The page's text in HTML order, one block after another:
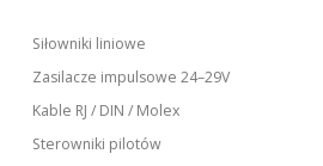
Siłowniki liniowe
Zasilacze impulsowe 24–29V
Kable RJ / DIN / Molex
Sterowniki pilotów